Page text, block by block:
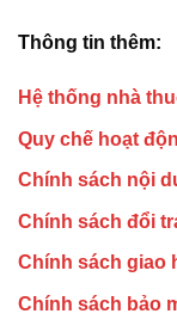
Thông tin thêm:
Hệ thống nhà
Quy chế hoạt
Chính sách nội
Chính sách đổi
Chính sách giao
Chính sách bảo